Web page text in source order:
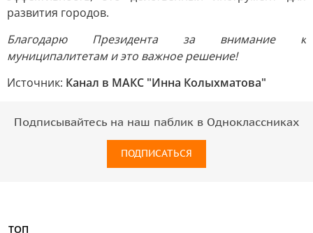
развития городов.
Благодарю Президента за внимание к
муниципалитетам и это важное решение!
Источник: Канал в МАКС "Инна Колыхматова"
Подписывайтесь на наш паблик в Одноклассниках
ПОДПИСАТЬСЯ
ТОП